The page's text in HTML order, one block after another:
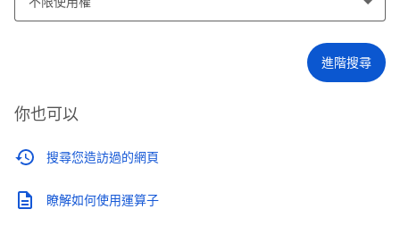
進階搜尋
你也可以
搜尋您造訪過的網頁
瞭解如何使用運算子